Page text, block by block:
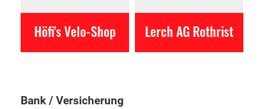
Höfi's Velo-Shop Lerch AG Rothrist
Bank / Versicherung